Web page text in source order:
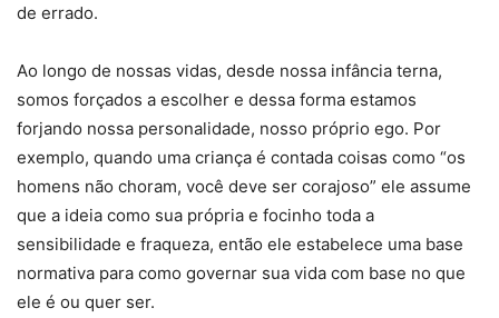
de errado.
Ao longo de nossas vidas, desde nossa infância terna,
somos forçados a escolher e dessa forma estamos
forjando nossa personalidade, nosso próprio ego. Por
exemplo, quando uma criança é contada coisas como “os
homens não choram, você deve ser corajoso” ele assume
que a ideia como sua própria e focinho toda a
sensibilidade e fraqueza, então ele estabelece uma base
normativa para como governar sua vida com base no que
ele é ou quer ser.